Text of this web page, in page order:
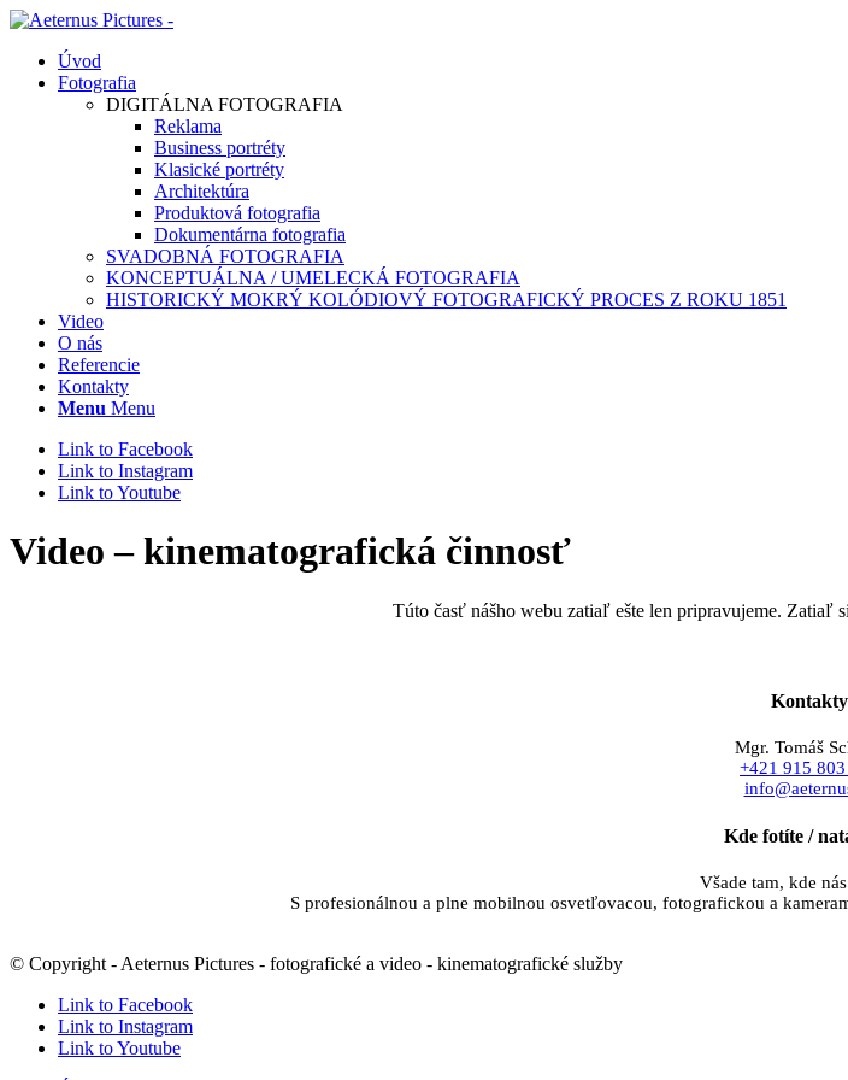
Úvod
Fotografia
DIGITÁLNA FOTOGRAFIA
Reklama
Business portréty
Klasické portréty
Architektúra
Produktová fotografia
Dokumentárna fotografia
SVADOBNÁ FOTOGRAFIA
KONCEPTUÁLNA / UMELECKÁ FOTOGRAFIA
HISTORICKÝ MOKRÝ KOLÓDIOVÝ FOTOGRAFICKÝ PROCES Z ROKU 1851
Video
O nás
Referencie
Kontakty
Menu Menu
Link to Facebook
Link to Instagram
Link to Youtube
Video – kinematografická činnosť
Túto časť nášho webu zatiaľ ešte len pripravujeme. Zatiaľ
Kontakty
Mgr. Tomáš
+421 915
Kde fotíte /
Všade tam, kde
S profesionálnou a plne mobilnou osvetľovacou, fotografickou a
© Copyright - Aeternus Pictures - fotografické a video - kinematografické služby
Link to Facebook
Link to Instagram
Link to Youtube